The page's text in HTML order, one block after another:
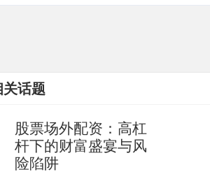
话题
股票场外配资：高杠
杆下的财富盛宴与风
险陷阱